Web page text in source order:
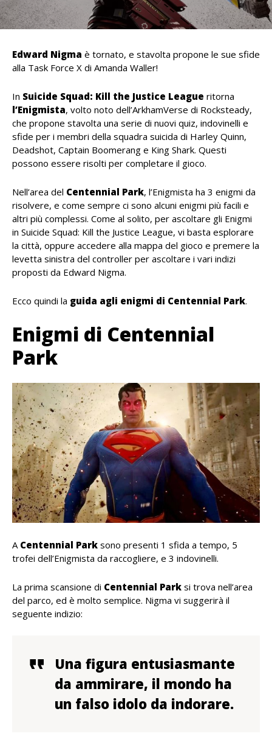
Edward Nigma è tornato, e stavolta propone le sue sfide
alla Task Force X di Amanda Waller!
In Suicide Squad: Kill the Justice League ritorna
l’Enigmista, volto noto dell’ArkhamVerse di Rocksteady,
che propone stavolta una serie di nuovi quiz, indovinelli e
sfide per i membri della squadra suicida di Harley Quinn,
Deadshot, Captain Boomerang e King Shark. Questi
possono essere risolti per completare il gioco.
Nell’area del Centennial Park, l’Enigmista ha 3 enigmi da
risolvere, e come sempre ci sono alcuni enigmi più facili e
altri più complessi. Come al solito, per ascoltare gli Enigmi
in Suicide Squad: Kill the Justice League, vi basta esplorare
la città, oppure accedere alla mappa del gioco e premere la
levetta sinistra del controller per ascoltare i vari indizi
proposti da Edward Nigma.
Ecco quindi la guida agli enigmi di Centennial Park.
Enigmi di Centennial
Park
A Centennial Park sono presenti 1 sfida a tempo, 5
trofei dell’Enigmista da raccogliere, e 3 indovinelli.
La prima scansione di Centennial Park si trova nell’area
del parco, ed è molto semplice. Nigma vi suggerirà il
seguente indizio:
Una figura entusiasmante
da ammirare, il mondo ha
un falso idolo da indorare.